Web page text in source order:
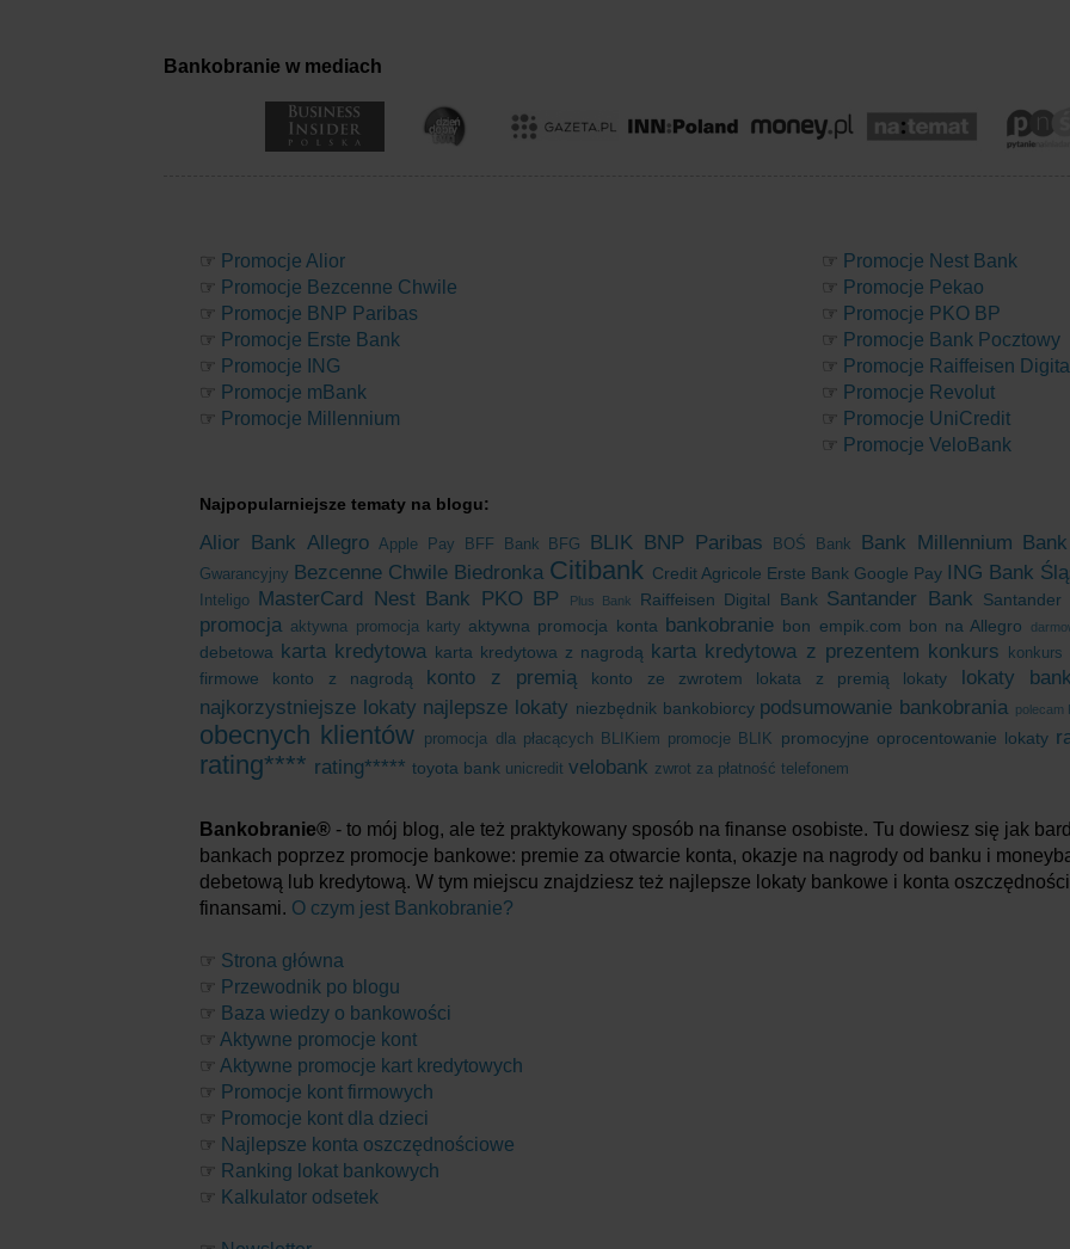
Bankobranie w mediach
☞ Promocje Alior
☞ Promocje Bezcenne Chwile
☞ Promocje BNP Paribas
☞ Promocje Erste Bank
☞ Promocje ING
☞ Promocje mBank
☞ Promocje Millennium
☞ Promocje Nest Bank
☞ Promocje Pekao
☞ Promocje PKO BP
☞ Promocje Bank Pocztowy
☞ Promocje Raiffeisen
☞ Promocje Revolut
☞ Promocje UniCredit
☞ Promocje VeloBank
Najpopularniejsze tematy na blogu:
Alior Bank Allegro Apple Pay BFF Bank BFG BLIK BNP Paribas BOŚ Bank Bank Millennium
Gwarancyjny Bezcenne Chwile Biedronka Citibank Credit Agricole Erste Bank Google Pay ING Bank
Inteligo
MasterCard Nest Bank PKO BP Plus Bank Raiffeisen Digital Bank Santander Bank Santander
promocja aktywna promocja karty aktywna promocja konta bankobranie bon empik.com bon na Allegro
debetowa karta kredytowa karta kredytowa z nagrodą karta kredytowa z prezentem konkurs konkurs
firmowe
konto z nagrodą konto z premią konto ze zwrotem lokata z premią lokaty lokaty
najkorzystniejsze lokaty najlepsze lokaty niezbędnik bankobiorcy podsumowanie bankobrania polecam
obecnych klientów promocja dla płacących BLIKiem promocje BLIK promocyjne oprocentowanie lokaty
rating**** rating***** toyota bank unicredit velobank zwrot za płatność telefonem
Bankobranie® - to mój blog, ale też praktykowany sposób na finanse osobiste. Tu dowiesz się jak
bankach poprzez promocje bankowe: premie za otwarcie konta, okazje na nagrody od banku i
debetową lub kredytową. W tym miejscu znajdziesz też najlepsze lokaty bankowe i konta
finansami. O czym jest Bankobranie?
☞ Strona główna
☞ Przewodnik po blogu
☞ Baza wiedzy o bankowości
☞ Aktywne promocje kont
☞ Aktywne promocje kart kredytowych
☞ Promocje kont firmowych
☞ Promocje kont dla dzieci
☞ Najlepsze konta oszczędnościowe
☞ Ranking lokat bankowych
☞ Kalkulator odsetek